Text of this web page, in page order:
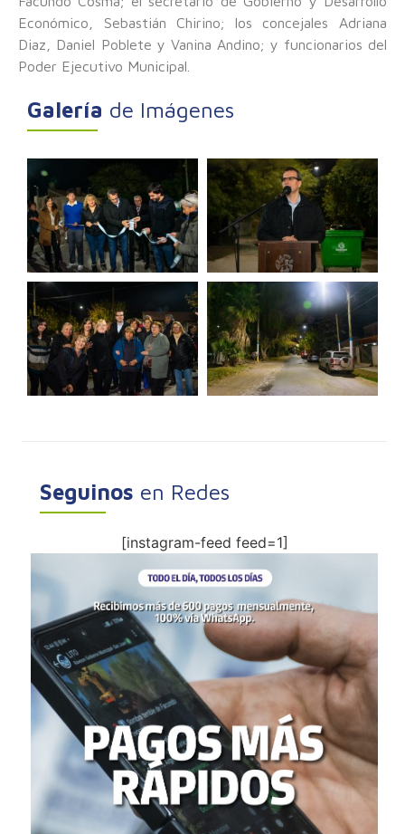
Económico, Sebastián Chirino; los concejales Adriana
Diaz, Daniel Poblete y Vanina Andino; y funcionarios del
Poder Ejecutivo Municipal.
Galería de Imágenes
Seguinos en Redes
[instagram-feed feed=1]